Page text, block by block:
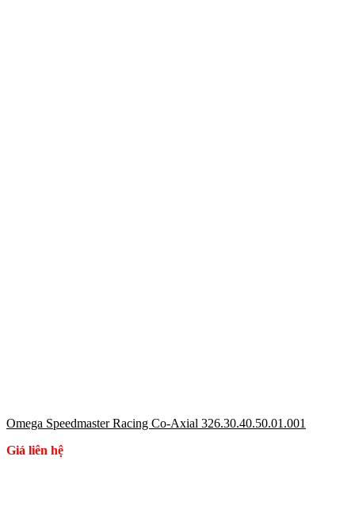
Omega Speedmaster Racing Co-Axial 326.30.40.50.01.001
Giá liên hệ